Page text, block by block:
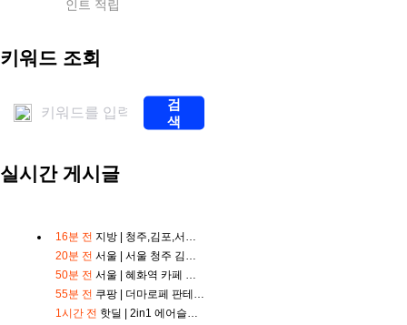
중
포
해
외
인트 적립
키워드 조회
검
색
실시간 게시글
16분 전 지방 | 청주,김포,서울 6개 매장 안경원 안경테 렌즈 30만원대 상당 제공 블로그체험단 모집
20분 전 서울 | 서울 청주 김포 6개 매장 안경원 안경테 렌즈 30만원대 상당 제공 블로그체험단 모집
50분 전 서울 | 혜화역 카페 파스타 베이커리 5만원 식사권 제공 1만원
55분 전 쿠팡 | 더마로페 판테놀5% B5 보습 히알루론산 재생크림
1시간 전 핫딜 | 2in1 에어슬림 무선청소기 YQ 669